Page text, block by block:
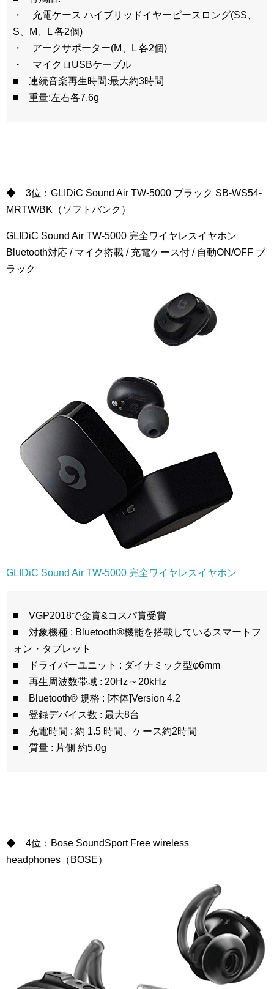
・ 充電ケース ハイブリッドイヤーピースロング(SS、
S、M、L 各2個)
・ アークサポーター(M、L 各2個)
・ マイクロUSBケーブル
■ 連続音楽再生時間:最大約3時間
■ 重量:左右各7.6g
◆ 3位：GLIDiC Sound Air TW-5000 ブラック SB-WS54-
MRTW/BK（ソフトバンク）
GLIDiC Sound Air TW-5000 完全ワイヤレスイヤホン
Bluetooth対応 / マイク搭載 / 充電ケース付 / 自動ON/OFF ブ
ラック
GLIDiC Sound Air TW-5000 完全ワイヤレスイヤホン
■ VGP2018で金賞&コスパ賞受賞
■ 対象機種 : Bluetooth®機能を搭載しているスマートフ
ォン・タブレット
■ ドライバーユニット : ダイナミック型φ6mm
■ 再生周波数帯域 : 20Hz ~ 20kHz
■ Bluetooth® 規格 : [本体]Version 4.2
■ 登録デバイス数 : 最大8台
■ 充電時間 : 約 1.5 時間、ケース約2時間
■ 質量 : 片側 約5.0g
◆ 4位：Bose SoundSport Free wireless
headphones（BOSE）